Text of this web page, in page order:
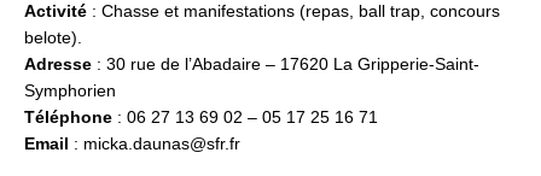
Activité : Chasse et manifestations (repas, ball trap, concours
belote).
Adresse : 30 rue de l’Abadaire – 17620 La Gripperie-Saint-
Symphorien
Téléphone : 06 27 13 69 02 – 05 17 25 16 71
Email : micka.daunas@sfr.fr